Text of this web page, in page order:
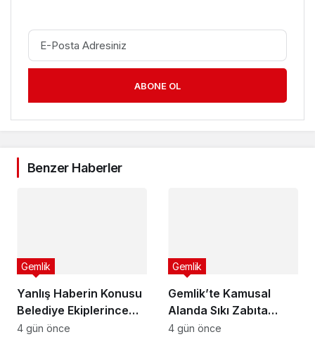
ABONE OL
Benzer Haberler
Yanlış Haberin Konusu
Belediye Ekiplerince
Tespit Edildi
Gemlik
4 gün önce
Gemlik’te Kamusal
Alanda Sıkı Zabıta
Denetimi
Gemlik
4 gün önce